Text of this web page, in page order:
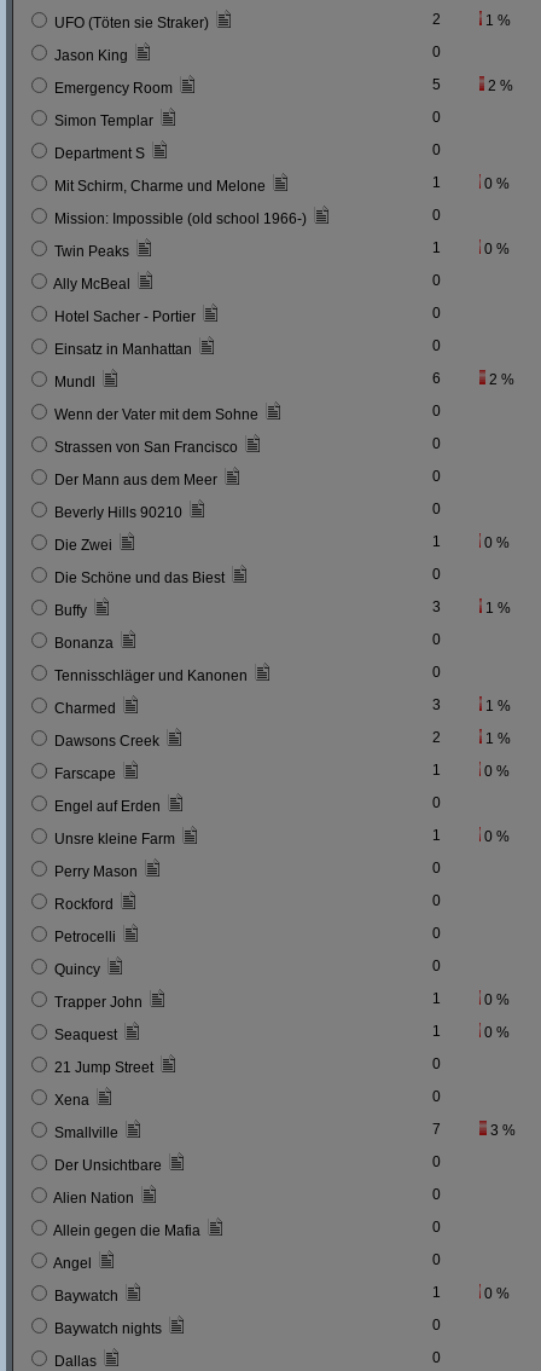
UFO (Töten sie Straker) 2 1 %
Jason King 0
Emergency Room 5 2 %
Simon Templar 0
Department S 0
Mit Schirm, Charme und Melone 1 0 %
Mission: Impossible (old school 1966-) 0
Twin Peaks 1 0 %
Ally McBeal 0
Hotel Sacher - Portier 0
Einsatz in Manhattan 0
Mundl 6 2 %
Wenn der Vater mit dem Sohne 0
Strassen von San Francisco 0
Der Mann aus dem Meer 0
Beverly Hills 90210 0
Die Zwei 1 0 %
Die Schöne und das Biest 0
Buffy 3 1 %
Bonanza 0
Tennisschläger und Kanonen 0
Charmed 3 1 %
Dawsons Creek 2 1 %
Farscape 1 0 %
Engel auf Erden 0
Unsre kleine Farm 1 0 %
Perry Mason 0
Rockford 0
Petrocelli 0
Quincy 0
Trapper John 1 0 %
Seaquest 1 0 %
21 Jump Street 0
Xena 0
Smallville 7 3 %
Der Unsichtbare 0
Alien Nation 0
Allein gegen die Mafia 0
Angel 0
Baywatch 1 0 %
Baywatch nights 0
Dallas 0